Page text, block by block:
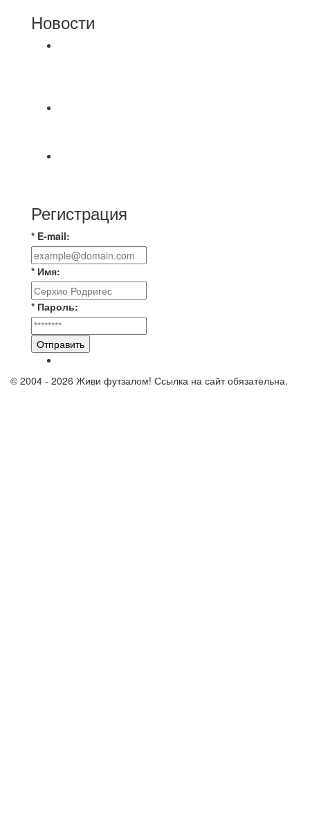
Новости
Регистрация
* E-mail:
* Имя:
* Пароль:
Отправить
© 2004 - 2026 Живи футзалом! Ссылка на сайт обязательна.